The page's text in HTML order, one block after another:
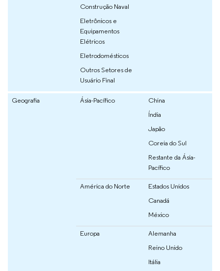
Construção Naval
Eletrônicos e
Equipamentos
Elétricos
Eletrodomésticos
Outros Setores de
Usuário Final
Geografia Ásia-Pacífico
China
Índia
Japão
Coreia do Sul
Restante da Ásia-
Pacífico
América do Norte
Estados Unidos
Canadá
México
Europa
Alemanha
Reino Unido
Itália